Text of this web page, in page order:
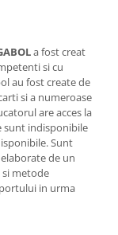
a fost creat
si cu
au fost create de
si a numeroase
are acces la
sunt indisponibile
Sunt
de un
metode
in urma